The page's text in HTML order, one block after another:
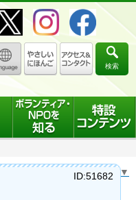
検索
Select Language ▼
ID:51682